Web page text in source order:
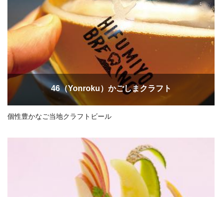
46（Yonroku）かごしまクラフト
個性豊かなご当地クラフトビール